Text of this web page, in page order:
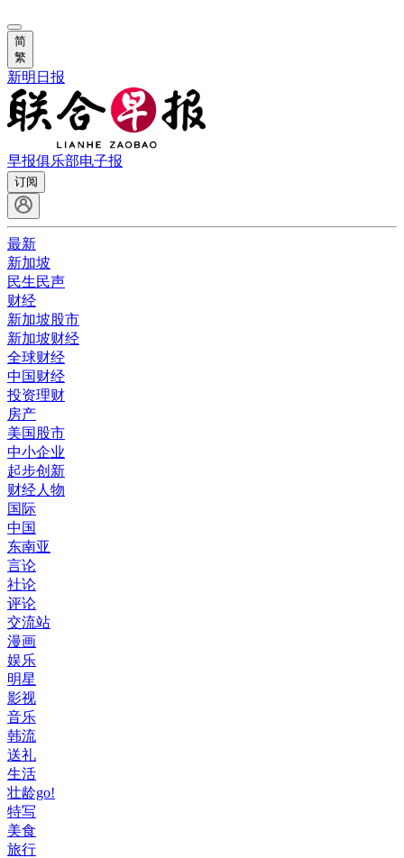
简
繁
新明日报
早报俱乐部电子报
订阅
最新
新加坡
民生民声
财经
新加坡股市
新加坡财经
全球财经
中国财经
投资理财
房产
美国股市
中小企业
起步创新
财经人物
国际
中国
东南亚
言论
社论
评论
交流站
漫画
娱乐
明星
影视
音乐
韩流
送礼
生活
壮龄go!
特写
美食
旅行